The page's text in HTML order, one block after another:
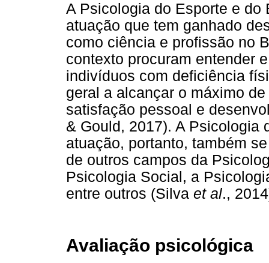
A Psicologia do Esporte e
atuação que tem ganhado
como ciência e profissão no
contexto procuram entender
indivíduos com deficiência
geral a alcançar o máximo
satisfação pessoal e
& Gould, 2017). A Psicologia
atuação, portanto, também
de outros campos da
Psicologia Social, a
entre outros (Silva et al.,
Avaliação psicológica